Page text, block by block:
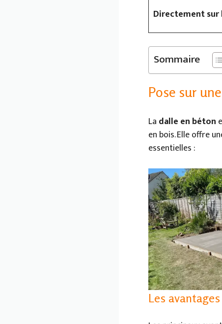
Directement sur
Sommaire
Pose sur
La dalle en béton
en bois. Elle offre
essentielles :
Les